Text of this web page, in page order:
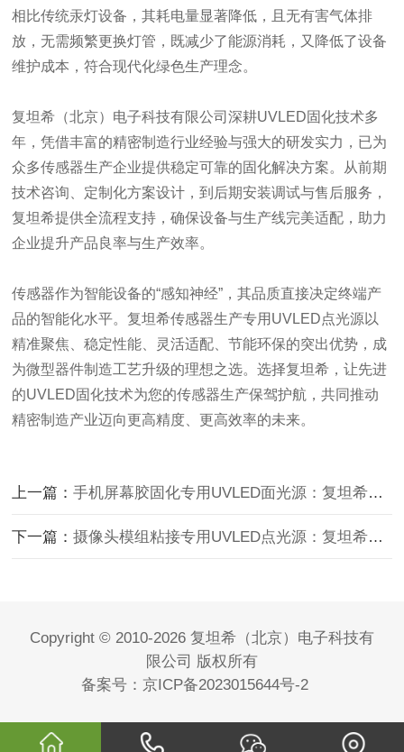
相比传统汞灯设备，其耗电量显著降低，且无有害气体排
放，无需频繁更换灯管，既减少了能源消耗，又降低了设备
维护成本，符合现代化绿色生产理念。
复坦希（北京）电子科技有限公司深耕UVLED固化技术多
年，凭借丰富的精密制造行业经验与强大的研发实力，已为
众多传感器生产企业提供稳定可靠的固化解决方案。从前期
技术咨询、定制化方案设计，到后期安装调试与售后服务，
复坦希提供全流程支持，确保设备与生产线完美适配，助力
企业提升产品良率与生产效率。
传感器作为智能设备的“感知神经”，其品质直接决定终端产
品的智能化水平。复坦希传感器生产专用UVLED点光源以
精准聚焦、稳定性能、灵活适配、节能环保的突出优势，成
为微型器件制造工艺升级的理想之选。选择复坦希，让先进
的UVLED固化技术为您的传感器生产保驾护航，共同推动
精密制造产业迈向更高精度、更高效率的未来。
上一篇：手机屏幕胶固化专用UVLED面光源：复坦希技术赋能屏幕封装精
下一篇：摄像头模组粘接专用UVLED点光源：复坦希精密固化技术护航影
Copyright © 2010-2026 复坦希（北京）电子科技有
限公司 版权所有
备案号： 京ICP备2023015644号-2